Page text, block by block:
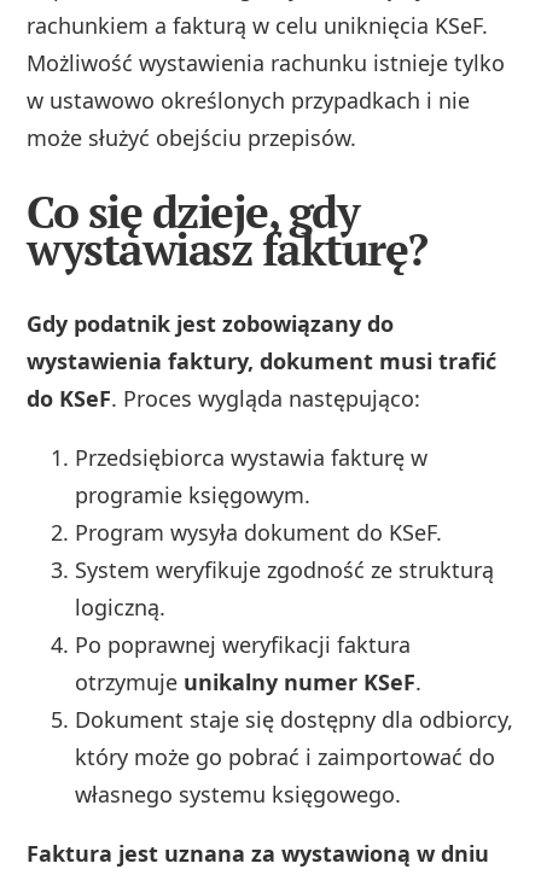
rachunkiem a fakturą w celu uniknięcia KSeF.
Możliwość wystawienia rachunku istnieje tylko
w ustawowo określonych przypadkach i nie
może służyć obejściu przepisów.
Co się dzieje, gdy
wystawiasz fakturę?
Gdy podatnik jest zobowiązany do
wystawienia faktury, dokument musi trafić
do KSeF. Proces wygląda następująco:
Przedsiębiorca wystawia fakturę w
programie księgowym.
Program wysyła dokument do KSeF.
System weryfikuje zgodność ze strukturą
logiczną.
Po poprawnej weryfikacji faktura
otrzymuje unikalny numer KSeF.
Dokument staje się dostępny dla odbiorcy,
który może go pobrać i zaimportować do
własnego systemu księgowego.
Faktura jest uznana za wystawioną w dniu